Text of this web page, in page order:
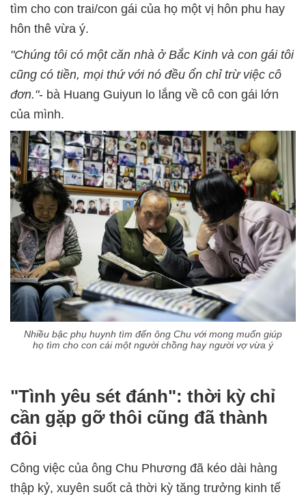
tìm cho con trai/con gái của họ một vị hôn phu hay
hôn thê vừa ý.
"Chúng tôi có một căn nhà ở Bắc Kinh và con gái tôi
cũng có tiền, mọi thứ với nó đều ổn chỉ trừ việc cô
đơn."- bà Huang Guiyun lo lắng về cô con gái lớn
của mình.
Nhiều bậc phụ huynh tìm đến ông Chu với mong muốn giúp
họ tìm cho con cái một người chồng hay người vợ vừa ý
"Tình yêu sét đánh": thời kỳ chỉ
cần gặp gỡ thôi cũng đã thành
đôi
Công việc của ông Chu Phương đã kéo dài hàng
thập kỷ, xuyên suốt cả thời kỳ tăng trưởng kinh tế